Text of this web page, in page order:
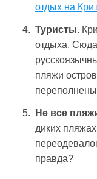
отдых на
Туристы.
отдыха.
пляжи
Не все
диких
правда?